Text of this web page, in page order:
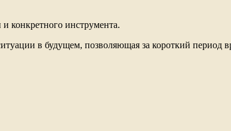
конкретного инструмента.
в будущем, позволяющая за короткий